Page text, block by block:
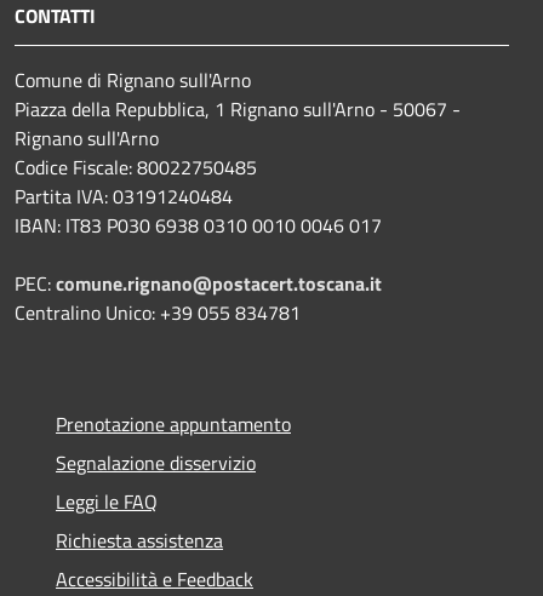
CONTATTI
Comune di Rignano sull'Arno
Piazza della Repubblica, 1 Rignano sull'Arno - 50067 -
Rignano sull'Arno
Codice Fiscale: 80022750485
Partita IVA: 03191240484
IBAN: IT83 P030 6938 0310 0010 0046 017
PEC:comune.rignano@postacert.toscana.it
Centralino Unico: +39 055 834781
Prenotazione appuntamento
Segnalazione disservizio
Leggi le FAQ
Richiesta assistenza
Accessibilità e Feedback